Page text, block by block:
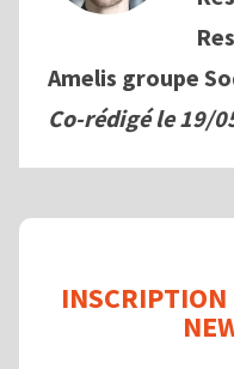
Amelis groupe
Co-rédigé le19/
INSCRIPTION